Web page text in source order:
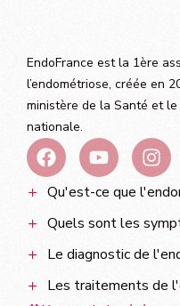
EndoFrance est la 1ère
l’endométriose, créée en
ministère de la Santé et le
nationale.
Qu'est-ce que
Quels sont les
Le diagnostic de
Les traitements de